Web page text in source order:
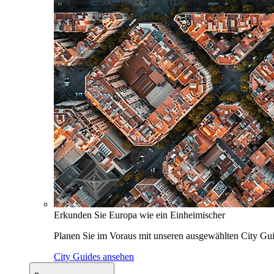
Erkunden Sie Europa wie ein Einheimischer
Planen Sie im Voraus mit unseren ausgewählten City
City Guides ansehen